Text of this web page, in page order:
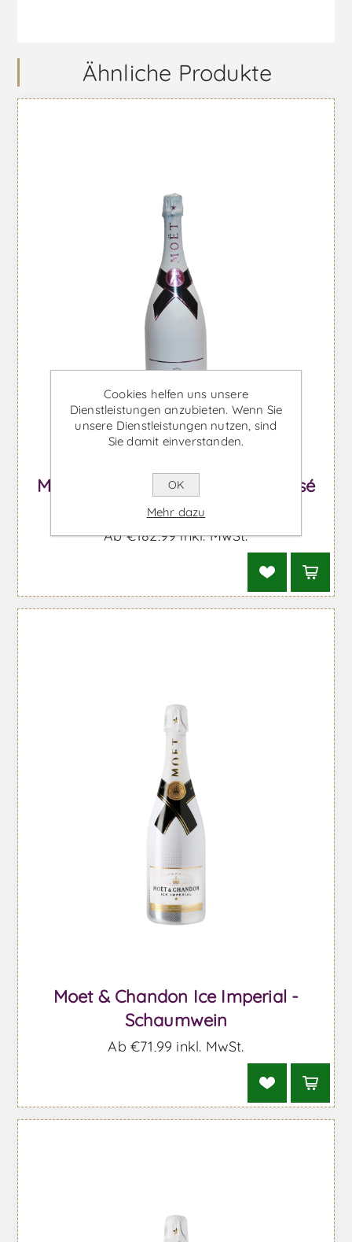
Ähnliche Produkte
Moet & Chandon Ice Imperial Rosé
Magnum - Schaumwein
Ab €182,99 inkl. MwSt.
Moet & Chandon Ice Imperial -
Schaumwein
Ab €71,99 inkl. MwSt.
Cookies helfen uns unsere
Dienstleistungen anzubieten. Wenn Sie
unsere Dienstleistungen nutzen, sind
Sie damit einverstanden.
OK
Mehr dazu